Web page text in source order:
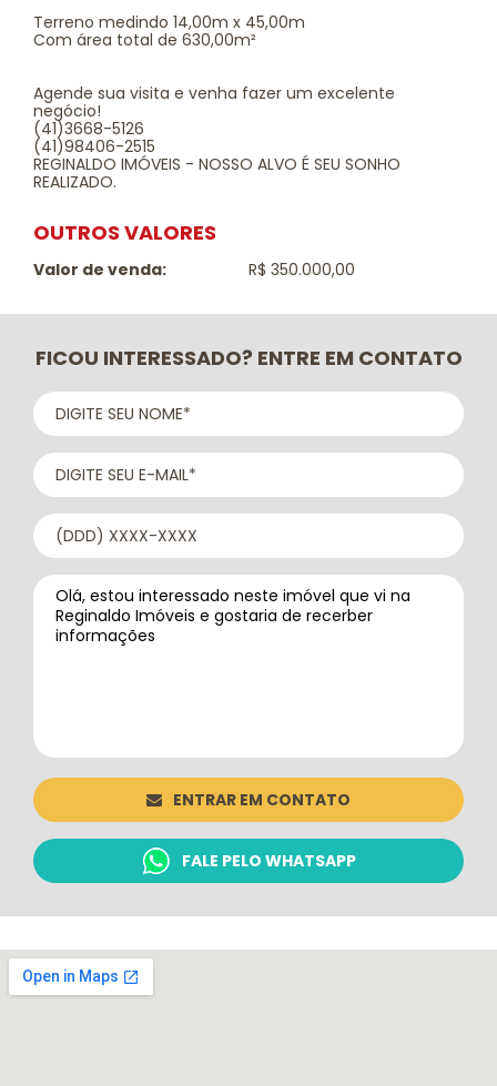
Terreno medindo 14,00m x 45,00m
Com área total de 630,00m²
Agende sua visita e venha fazer um excelente
negócio!
(41)3668-5126
(41)98406-2515
REGINALDO IMÓVEIS - NOSSO ALVO É SEU SONHO
REALIZADO.
OUTROS VALORES
Valor de venda: R$ 350.000,00
FICOU INTERESSADO? ENTRE EM CONTATO
ENTRAR EM CONTATO
FALE PELO WHATSAPP